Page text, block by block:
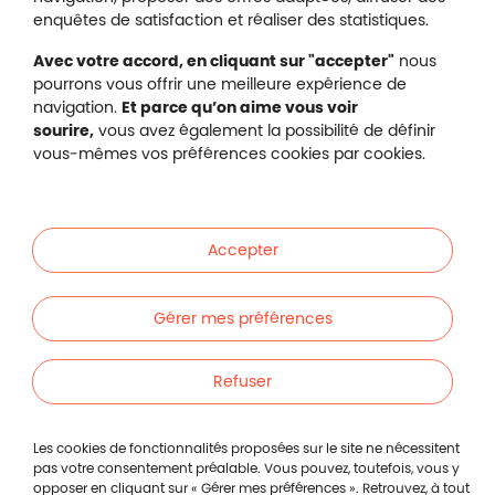
Gestion des cookies
Malakoff Humanis sur Facebook
Malakoff Humanis sur YouTube
Malakoff Humanis sur X
Malakoff Humanis
Malakoff Humanis à vos côtés.
Particuliers
Entreprises
enquêtes de satisfaction et réaliser des statistiques.
Avec votre accord, en cliquant sur "accepter" nous
pourrons vous offrir une meilleure expérience de
navigation. Et parce qu’on aime vous voir
sourire, vous avez également la possibilité de définir
vous-mêmes vos préférences cookies par cookies.
Les cookies de fonctionnalités proposées sur le site ne nécessitent
pas votre consentement préalable. Vous pouvez, toutefois, vous y
opposer en cliquant sur « Gérer mes préférences ». Retrouvez, à tout
Refuser
Gérer mes préférences
Accepter